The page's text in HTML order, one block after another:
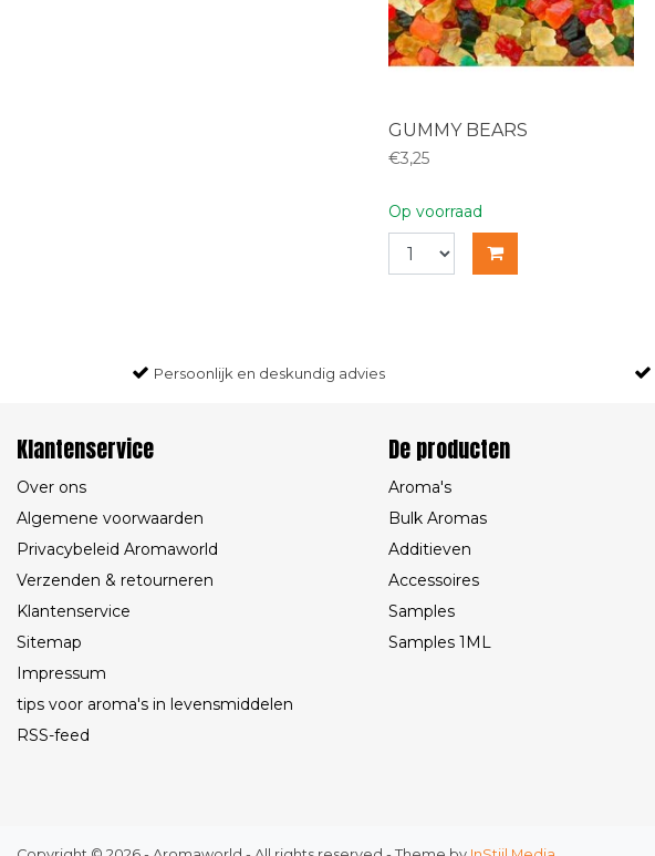
GUMMY BEARS
€3,25
Op voorraad
Persoonlijk en deskundig advies
Klantenservice
Over ons
Algemene voorwaarden
Privacybeleid Aromaworld
Verzenden & retourneren
Klantenservice
Sitemap
Impressum
tips voor aroma's in levensmiddelen
RSS-feed
De producten
Aroma's
Bulk Aromas
Additieven
Accessoires
Samples
Samples 1ML